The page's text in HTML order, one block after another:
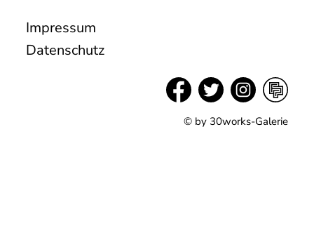
Impressum
Datenschutz
© by 30works-Galerie